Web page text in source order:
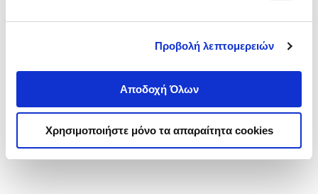
Προβολή λεπτομερειών
Αποδοχή Όλων
Χρησιμοποιήστε μόνο τα απαραίτητα cookies